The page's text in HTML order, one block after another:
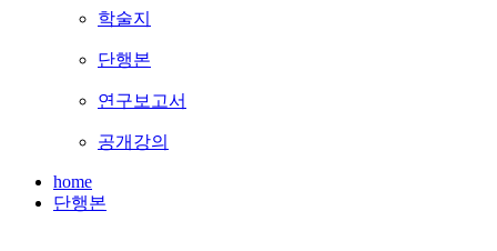
학술지
단행본
연구보고서
공개강의
home
단행본